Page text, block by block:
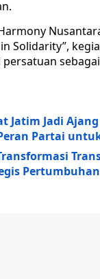
Solidarity”,
Jatim Jadi
Partai